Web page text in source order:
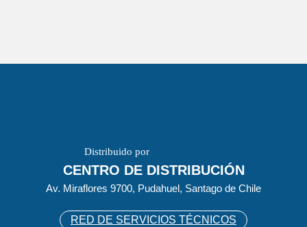
Distribuido por
CENTRO DE DISTRIBUCIÓN
Av. Miraflores 9700, Pudahuel, Santago de Chile
RED DE SERVICIOS TÉCNICOS